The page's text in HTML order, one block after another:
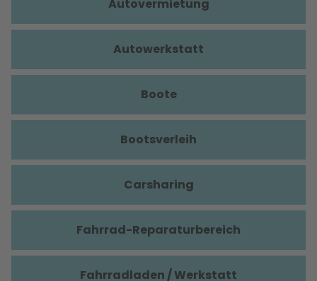
Autovermietung
Autowerkstatt
Boote
Bootsverleih
Carsharing
Fahrrad-Reparaturbereich
Fahrradladen / Werkstatt